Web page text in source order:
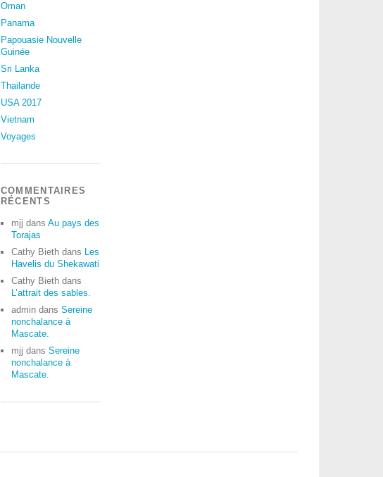
Oman
Panama
Papouasie Nouvelle
Guinée
Sri Lanka
Thailande
USA 2017
Vietnam
Voyages
COMMENTAIRES
RÉCENTS
mjj dans Au pays des
Torajas
Cathy Biethdans Les
Havelis du Shekawati
Cathy Biethdans
L’attrait des sables.
admindans Sereine
nonchalance à
Mascate.
mjj dans Sereine
nonchalance à
Mascate.